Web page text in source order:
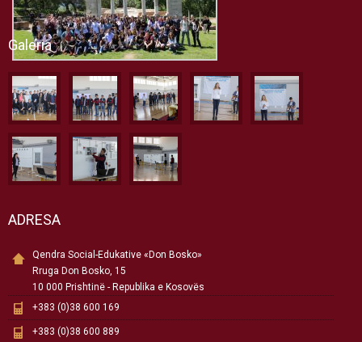
Galeria
ADRESA
Qendra Social-Edukative «Don Bosko»
Rruga Don Bosko, 15
10 000 Prishtinë - Republika e Kosovës
+383 (0)38 600 169
+383 (0)38 600 889